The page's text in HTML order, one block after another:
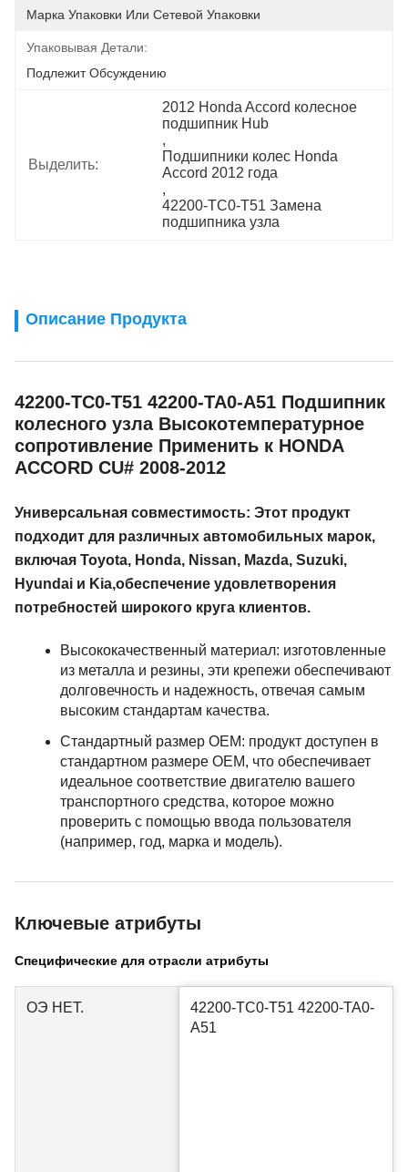
Марка Упаковки Или Сетевой Упаковки
Упаковывая Детали:
Подлежит Обсуждению
Выделить:
2012 Honda Accord колесное
подшипник Hub
,
Подшипники колес Honda
Accord 2012 года
,
42200-TC0-T51 Замена
подшипника узла
Описание Продукта
42200-TC0-T51 42200-TA0-A51 Подшипник
колесного узла Высокотемпературное
сопротивление Применить к HONDA
ACCORD CU# 2008-2012
Универсальная совместимость: Этот продукт
подходит для различных автомобильных марок,
включая Toyota, Honda, Nissan, Mazda, Suzuki,
Hyundai и Kia,обеспечение удовлетворения
потребностей широкого круга клиентов.
Высококачественный материал: изготовленные
из металла и резины, эти крепежи обеспечивают
долговечность и надежность, отвечая самым
высоким стандартам качества.
Стандартный размер OEM: продукт доступен в
стандартном размере OEM, что обеспечивает
идеальное соответствие двигателю вашего
транспортного средства, которое можно
проверить с помощью ввода пользователя
(например, год, марка и модель).
Ключевые атрибуты
Специфические для отрасли атрибуты
ОЭ НЕТ.
42200-TC0-T51 42200-TA0-
A51